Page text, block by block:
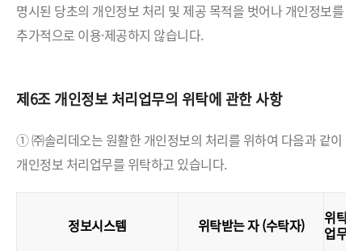
명시된 당초의 개인정보 처리 및 제공 목적을 벗어나 개인정보를
추가적으로 이용·제공하지 않습니다.
제6조 개인정보 처리업무의 위탁에 관한 사항
① ㈜솔리데오는 원활한 개인정보의 처리를 위하여 다음과 같이
개인정보 처리업무를 위탁하고 있습니다.
정보시스템 위탁받는 자 (수탁자)
위탁
업무